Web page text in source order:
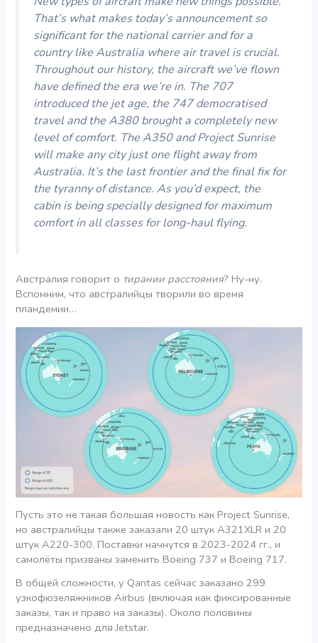
That’s what makes today’s announcement so
significant for the national carrier and for a
country like Australia where air travel is crucial.
Throughout our history, the aircraft we’ve flown
have defined the era we’re in. The 707
introduced the jet age, the 747 democratised
travel and the A380 brought a completely new
level of comfort. The A350 and Project Sunrise
will make any city just one flight away from
Australia. It’s the last frontier and the final fix for
the tyranny of distance. As you’d expect, the
cabin is being specially designed for maximum
comfort in all classes for long-haul flying.
Австралия говорит о тирании расстояния? Ну-ну.
Вспомним, что австралийцы творили во время
пландемии…
Пусть это не такая большая новость как Project Sunrise,
но австралийцы также заказали 20 штук A321XLR и 20
штук A220-300. Поставки начнутся в 2023-2024 гг., и
самолёты призваны заменить Boeing 737 и Boeing 717.
В общей сложности, у Qantas сейчас заказано 299
узкофюзеляжников Airbus (включая как фиксированные
заказы, так и право на заказы). Около половины
предназначено для Jetstar.